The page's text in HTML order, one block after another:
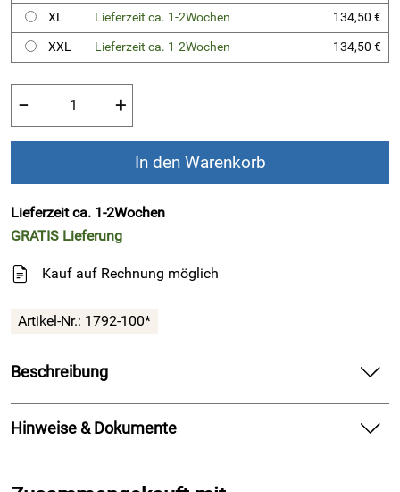
XL
Lieferzeit ca. 1-2Wochen
134,50 €
XXL
Lieferzeit ca. 1-2Wochen 134,50 €
− +
In den Warenkorb
Lieferzeit ca. 1-2Wochen
GRATIS Lieferung
Kauf auf Rechnung möglich
Artikel-Nr.: 1792-100*
Beschreibung
Medima Classic - Herren-Unterhemd (langarm)
100% Angora - Weiß
Hinweise & Dokumente